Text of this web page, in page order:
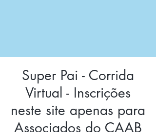
Super Pai - Corrida
Virtual - Inscrições
neste site apenas para
Associados do CAAB